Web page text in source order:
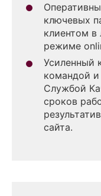
ключевых
клиентом в
режиме
Усиленный
командой и
Службой
сроков
сайта.